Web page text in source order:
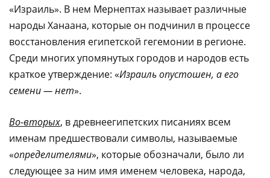
«Израиль». В нем Мернептах называет различные
народы Ханаана, которые он подчинил в процессе
восстановления египетской гегемонии в регионе.
Среди многих упомянутых городов и народов есть
краткое утверждение: «Израиль опустошен, а его
семени — нет».
Во-вторых, в древнеегипетских писаниях всем
именам предшествовали символы, называемые
«определителями», которые обозначали, было ли
следующее за ним имя именем человека, народа,